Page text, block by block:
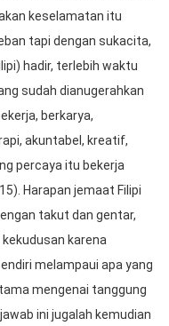
keselamatan itu
tapi dengan sukacita,
hadir, terlebih waktu
sudah dianugerahkan
berkarya,
akuntabel, kreatif,
percaya itu bekerja
Harapan jemaat Filipi
takut dan gentar,
karena
melampaui apa yang
mengenai tanggung
ini jugalah kemudian